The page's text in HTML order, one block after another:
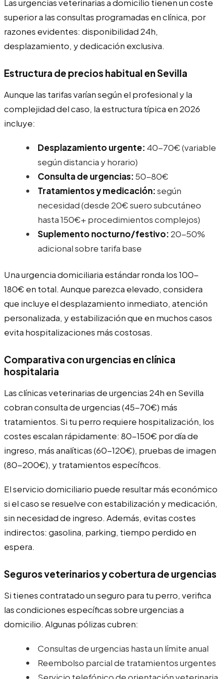
Las urgencias veterinarias a domicilio tienen un coste
superior a las consultas programadas en clínica, por
razones evidentes: disponibilidad 24h,
desplazamiento, y dedicación exclusiva.
Estructura de precios habitual en Sevilla
Aunque las tarifas varían según el profesional y la
complejidad del caso, la estructura típica en 2026
incluye:
Desplazamiento urgente: 40-70€ (variable
según distancia y horario)
Consulta de urgencias:50-80€
Tratamientos y medicación:según
necesidad (desde 20€ suero subcutáneo
hasta 150€+ procedimientos complejos)
Suplemento nocturno/festivo: 20-50%
adicional sobre tarifa base
Una urgencia domiciliaria estándar ronda los 100-
180€ en total. Aunque parezca elevado, considera
que incluye el desplazamiento inmediato, atención
personalizada, y estabilización que en muchos casos
evita hospitalizaciones más costosas.
Comparativa con urgencias en clínica
hospitalaria
Las clínicas veterinarias de urgencias 24h en Sevilla
cobran consulta de urgencias (45-70€) más
tratamientos. Si tu perro requiere hospitalización, los
costes escalan rápidamente: 80-150€ por día de
ingreso, más analíticas (60-120€), pruebas de imagen
(80-200€), y tratamientos específicos.
El servicio domiciliario puede resultar más económico
si el caso se resuelve con estabilización y medicación,
sin necesidad de ingreso. Además, evitas costes
indirectos: gasolina, parking, tiempo perdido en
espera.
Seguros veterinarios y cobertura de urgencias
Si tienes contratado un seguro para tu perro, verifica
las condiciones específicas sobre urgencias a
domicilio. Algunas pólizas cubren:
Consultas de urgencias hasta un límite anual
Reembolso parcial de tratamientos urgentes